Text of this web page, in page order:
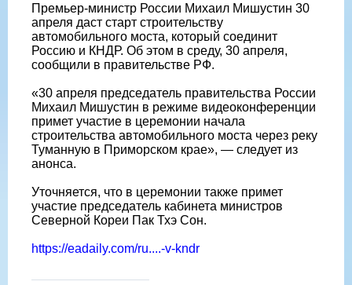
Премьер-министр России Михаил Мишустин 30
апреля даст старт строительству
автомобильного моста, который соединит
Россию и КНДР. Об этом в среду, 30 апреля,
сообщили в правительстве РФ.
«30 апреля председатель правительства России
Михаил Мишустин в режиме видеоконференции
примет участие в церемонии начала
строительства автомобильного моста через реку
Туманную в Приморском крае», — следует из
анонса.
Уточняется, что в церемонии также примет
участие председатель кабинета министров
Северной Кореи Пак Тхэ Сон.
https://eadaily.com/ru....-v-kndr